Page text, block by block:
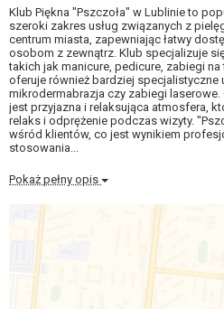
Klub Piękna "Pszczoła" w Lublinie to
szeroki zakres usług związanych z
centrum miasta, zapewniając łatwy
osobom z zewnątrz. Klub specjalizuje
takich jak manicure, pedicure, zabiegi
oferuje również bardziej specjalistyczne
mikrodermabrazja czy zabiegi laserowe.
jest przyjazna i relaksująca atmosfera,
relaks i odprężenie podczas wizyty.
wśród klientów, co jest wynikiem
stosowania...
Pokaż pełny opis